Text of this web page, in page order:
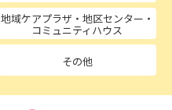
地域ケアプラザ・地区センター・
コミュニティハウス
その他